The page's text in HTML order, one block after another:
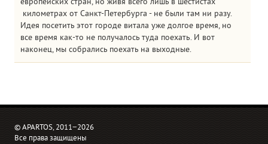
километрах от Санкт-Петербурга - не были там ни разу.
Идея посетить этот городе витала уже долгое время, но
все время как-то не получалось туда поехать. И вот
наконец, мы собрались поехать на выходные.
© APARTOS, 2011−2026
Все права защищены